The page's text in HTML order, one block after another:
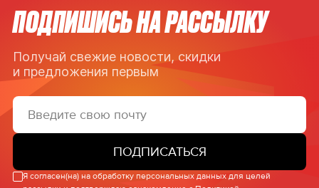
ПОДПИШИСЬ НА РАССЫЛКУ
Получай свежие новости, скидки
и предложения первым
ПОДПИСАТЬСЯ
Я согласен(на) на обработку персональных данных для целей